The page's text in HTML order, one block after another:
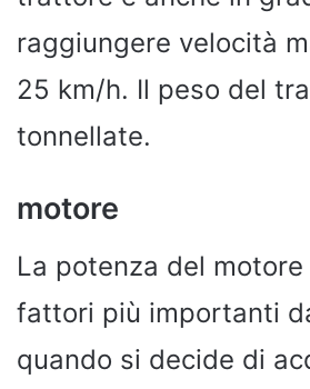
raggiungere velocità
25 km/h. Il peso del
tonnellate.
motore
La potenza del
fattori più importanti
quando si decide di